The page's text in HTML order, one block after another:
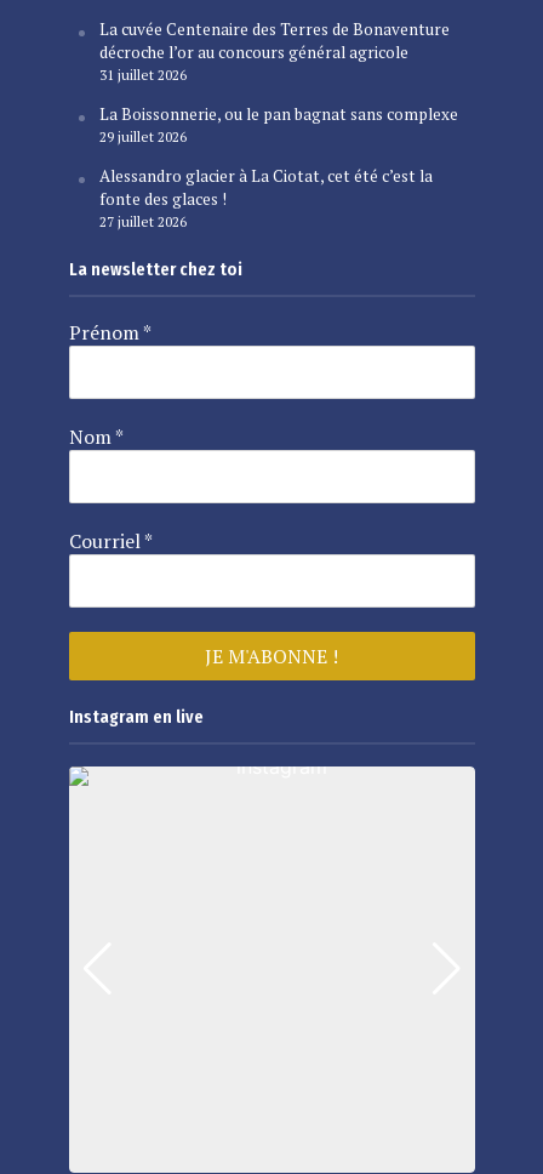
La cuvée Centenaire des Terres de Bonaventure
décroche l’or au concours général agricole
31 juillet 2026
La Boissonnerie, ou le pan bagnat sans complexe
29 juillet 2026
Alessandro glacier à La Ciotat, cet été c’est la
fonte des glaces !
27 juillet 2026
La newsletter chez toi
Prénom*
Nom*
Courriel*
Instagram en live